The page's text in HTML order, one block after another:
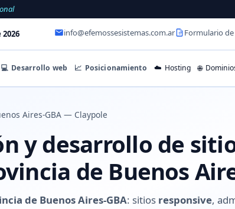
info@efemossesistemas.com.ar Formulario
💻 Desarrollo web 📈 Posicionamiento ☁️ Hosting 🌐
Aires-GBA — Claypole
y desarrollo de
de Buenos
de Buenos Aires-GBA: sitios responsive,